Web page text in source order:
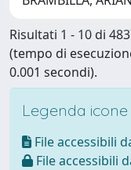
Risultati 1 - 10 di
(tempo di
0.001 secondi).
Legenda
File accessibili
File accessibili